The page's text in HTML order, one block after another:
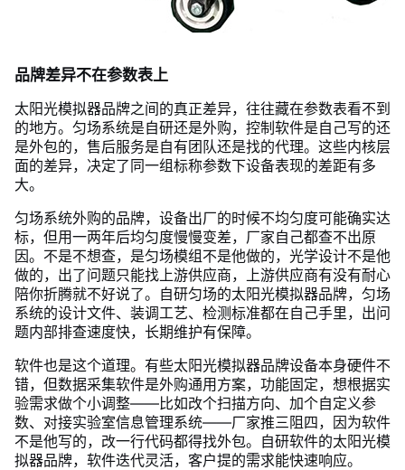
品牌差异不在参数表上
太阳光模拟器品牌之间的真正差异，往往藏在参数表看不到
的地方。匀场系统是自研还是外购，控制软件是自己写的还
是外包的，售后服务是自有团队还是找的代理。这些内核层
面的差异，决定了同一组标称参数下设备表现的差距有多
大。
匀场系统外购的品牌，设备出厂的时候不均匀度可能确实达
标，但用一两年后均匀度慢慢变差，厂家自己都查不出原
因。不是不想查，是匀场模组不是他做的，光学设计不是他
做的，出了问题只能找上游供应商，上游供应商有没有耐心
陪你折腾就不好说了。自研匀场的太阳光模拟器品牌，匀场
系统的设计文件、装调工艺、检测标准都在自己手里，出问
题内部排查速度快，长期维护有保障。
软件也是这个道理。有些太阳光模拟器品牌设备本身硬件不
错，但数据采集软件是外购通用方案，功能固定，想根据实
验需求做个小调整——比如改个扫描方向、加个自定义参
数、对接实验室信息管理系统——厂家推三阻四，因为软件
不是他写的，改一行代码都得找外包。自研软件的太阳光模
拟器品牌，软件迭代灵活，客户提的需求能快速响应。